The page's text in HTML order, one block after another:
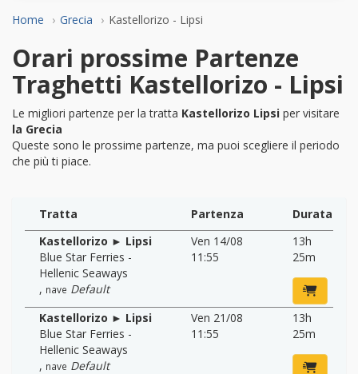
Home Grecia Kastellorizo - Lipsi
Orari prossime Partenze
Traghetti Kastellorizo - Lipsi
Le migliori partenze per la tratta Kastellorizo Lipsi per visitare
la Grecia
Queste sono le prossime partenze, ma puoi scegliere il periodo
che più ti piace.
Tratta Partenza
Durata
Kastellorizo ► Lipsi
Blue Star Ferries -
Hellenic Seaways
, nave Default
Ven 14/08
11:55
13h
25m
Kastellorizo ► Lipsi
Blue Star Ferries -
Hellenic Seaways
, nave Default
Ven 21/08
11:55
13h
25m